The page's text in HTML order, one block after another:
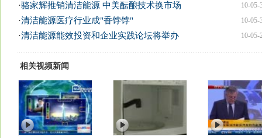
10-05-
·骆家辉推销清洁能源 中美酝酿技术换市场
10-05-
·清洁能源医疗行业成"香饽饽"
10-05-
·清洁能源能效投资和企业实践论坛将举办
相关视频新闻